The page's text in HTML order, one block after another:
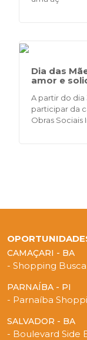
Dia das
amor e
A partir do dia
participar da
Obras Sociais
CAMAÇARI - BA
- Shopping Busca
PARNAÍBA - PI
- Parnaíba
SALVADOR - BA
- Boulevard Side